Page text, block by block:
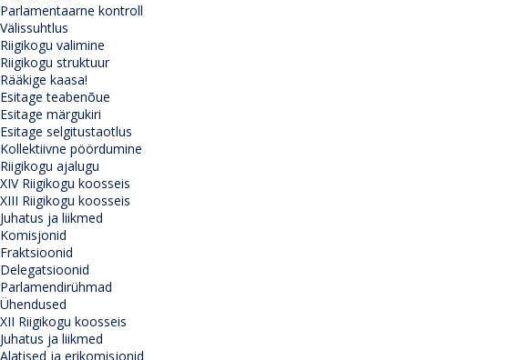
Parlamentaarne kontroll
Välissuhtlus
Riigikogu valimine
Riigikogu struktuur
Rääkige kaasa!
Esitage teabenõue
Esitage märgukiri
Esitage selgitustaotlus
Kollektiivne pöördumine
Riigikogu ajalugu
XIV Riigikogu koosseis
XIII Riigikogu koosseis
Juhatus ja liikmed
Komisjonid
Fraktsioonid
Delegatsioonid
Parlamendirühmad
Ühendused
XII Riigikogu koosseis
Juhatus ja liikmed
Alatised ja erikomisjonid